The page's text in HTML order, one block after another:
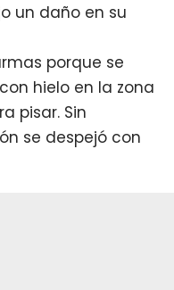
un daño en su
porque se
hielo en la zona
pisar. Sin
se despejó con